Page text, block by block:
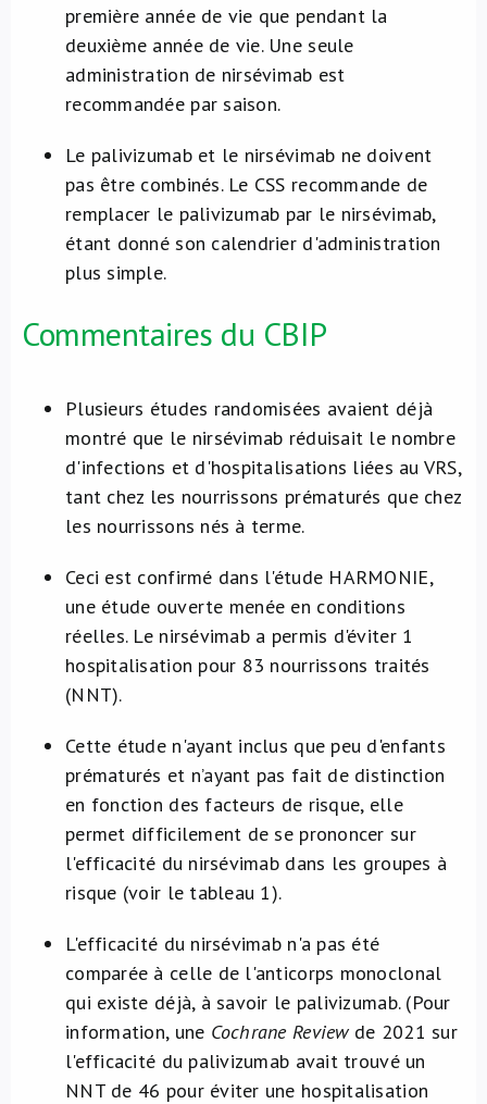
première année de vie que pendant la
deuxième année de vie. Une seule
administration de nirsévimab est
recommandée par saison.
Le palivizumab et le nirsévimab ne doivent
pas être combinés. Le CSS recommande de
remplacer le palivizumab par le nirsévimab,
étant donné son calendrier d'administration
plus simple.
Commentaires du CBIP
Plusieurs études randomisées avaient déjà
montré que le nirsévimab réduisait le nombre
d'infections et d'hospitalisations liées au VRS,
tant chez les nourrissons prématurés que chez
les nourrissons nés à terme.
Ceci est confirmé dans l'étude HARMONIE,
une étude ouverte menée en conditions
réelles. Le nirsévimab a permis d'éviter 1
hospitalisation pour 83 nourrissons traités
(NNT).
Cette étude n'ayant inclus que peu d'enfants
prématurés et n’ayant pas fait de distinction
en fonction des facteurs de risque, elle
permet difficilement de se prononcer sur
l'efficacité du nirsévimab dans les groupes à
risque (voir le tableau 1).
L'efficacité du nirsévimab n'a pas été
comparée à celle de l'anticorps monoclonal
qui existe déjà, à savoir le palivizumab. (Pour
information, une Cochrane Review de 2021 sur
l'efficacité du palivizumab avait trouvé un
NNT de 46 pour éviter une hospitalisation